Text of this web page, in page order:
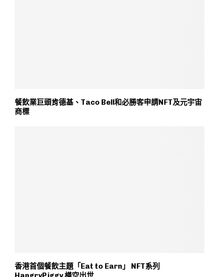
餐飲業巨頭肯德基、Taco Bell和必勝客申請NFT及元宇宙
商標
香港首個餐飲主題「Eat to Earn」 NFT系列